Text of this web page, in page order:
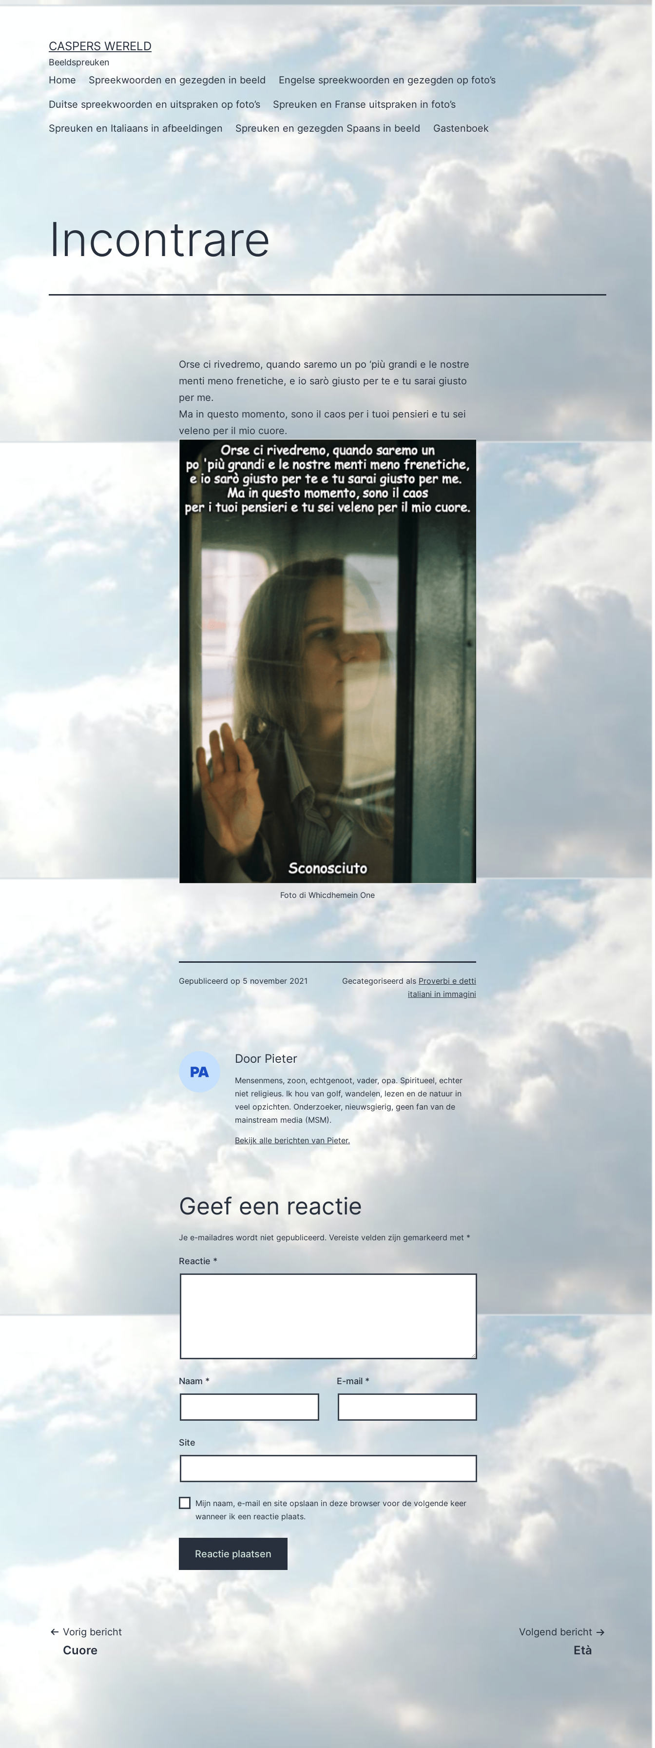
Ga
CASPERS WERELD
Beeldspreuken
Home Spreekwoorden en gezegden in beeld Engelse spreekwoorden en gezegden op foto’s
Duitse spreekwoorden en uitspraken op foto’s Spreuken en Franse uitspraken in foto’s
Spreuken en Italiaans in afbeeldingen Spreuken en gezegden Spaans in beeld Gastenboek
Incontrare
Orse ci rivedremo, quando saremo un po ‘più grandi e le nostre
menti meno frenetiche, e io sarò giusto per te e tu sarai giusto
per me.
Ma in questo momento, sono il caos per i tuoi pensieri e tu sei
veleno per il mio cuore.
Foto di Whicdhemein One
Gepubliceerd op 5 november 2021 Gecategoriseerd als Proverbi e detti
italiani in immagini
Door Pieter
Mensenmens, zoon, echtgenoot, vader, opa. Spiritueel, echter
niet religieus. Ik hou van golf, wandelen, lezen en de natuur in
veel opzichten. Onderzoeker, nieuwsgierig, geen fan van de
mainstream media (MSM).
Bekijk alle berichten van Pieter.
Geef een reactie
Je e-mailadres wordt niet gepubliceerd. Vereiste velden zijn gemarkeerd met *
Reactie *
Naam * E-mail *
Site
Mijn naam, e-mail en site opslaan in deze browser voor de volgende keer
wanneer ik een reactie plaats.
Bericht
Vorig bericht
Cuore
Volgend bericht
Età